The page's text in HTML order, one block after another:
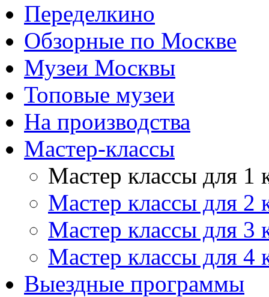
Переделкино
Обзорные по Москве
Музеи Москвы
Топовые музеи
На производства
Мастер-классы
Мастер классы для 1
Мастер классы для 2
Мастер классы для 3
Мастер классы для 4
Выездные программы